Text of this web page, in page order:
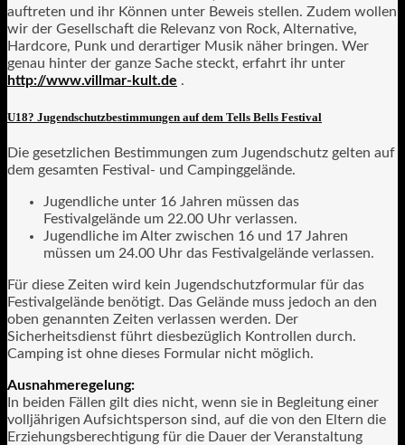
auftreten und ihr Können unter Beweis stellen. Zudem wollen
wir der Gesellschaft die Relevanz von Rock, Alternative,
Hardcore, Punk und derartiger Musik näher bringen. Wer
genau hinter der ganze Sache steckt, erfahrt ihr unter
http://www.villmar-kult.de .
U18? Jugendschutzbestimmungen auf dem Tells Bells Festival
Die gesetzlichen Bestimmungen zum Jugendschutz gelten auf
dem gesamten Festival- und Campinggelände.
Jugendliche unter 16 Jahren müssen das
Festivalgelände um 22.00 Uhr verlassen.
Jugendliche im Alter zwischen 16 und 17 Jahren
müssen um 24.00 Uhr das Festivalgelände verlassen.
Für diese Zeiten wird kein Jugendschutzformular für das
Festivalgelände benötigt. Das Gelände muss jedoch an den
oben genannten Zeiten verlassen werden. Der
Sicherheitsdienst führt diesbezüglich Kontrollen durch.
Camping ist ohne dieses Formular nicht möglich.
Ausnahmeregelung:
In beiden Fällen gilt dies nicht, wenn sie in Begleitung einer
volljährigen Aufsichtsperson sind, auf die von den Eltern die
Erziehungsberechtigung für die Dauer der Veranstaltung